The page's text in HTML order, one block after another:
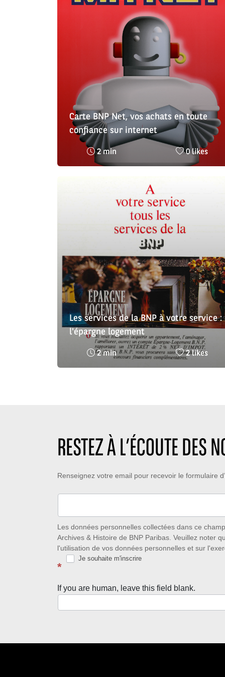
Carte BNP Net, vos achats en toute
confiance sur internet
Temps
de
2 min
Nombre
de
0 likes
Les services de la BNP à votre service :
l'épargne logement
Temps
2 min
Nombre
2 likes
RESTEZ À L’ÉCOUTE DES
Restez
à
des
nouveautés
avec
la
Newsletter
Renseignez votre email pour recevoir le formulaire
Les données personnelles collectées dans ce
Archives & Histoire de BNP Paribas. Veuillez noter
l'utilisation de vos données personnelles et sur
*
Je souhaite m'inscrire
If you are human, leave this field blank.